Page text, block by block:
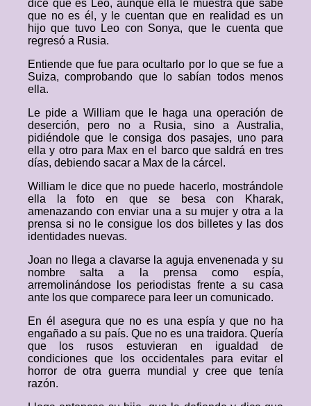
dice que es Leo, aunque ella le muestra que sabe
que no es él, y le cuentan que en realidad es un
hijo que tuvo Leo con Sonya, que le cuenta que
regresó a Rusia.
Entiende que fue para ocultarlo por lo que se fue a
Suiza, comprobando que lo sabían todos menos
ella.
Le pide a William que le haga una operación de
deserción, pero no a Rusia, sino a Australia,
pidiéndole que le consiga dos pasajes, uno para
ella y otro para Max en el barco que saldrá en tres
días, debiendo sacar a Max de la cárcel.
William le dice que no puede hacerlo, mostrándole
ella la foto en que se besa con Kharak,
amenazando con enviar una a su mujer y otra a la
prensa si no le consigue los dos billetes y las dos
identidades nuevas.
Joan no llega a clavarse la aguja envenenada y su
nombre salta a la prensa como espía,
arremolinándose los periodistas frente a su casa
ante los que comparece para leer un comunicado.
En él asegura que no es una espía y que no ha
engañado a su país. Que no es una traidora. Quería
que los rusos estuvieran en igualdad de
condiciones que los occidentales para evitar el
horror de otra guerra mundial y cree que tenía
razón.